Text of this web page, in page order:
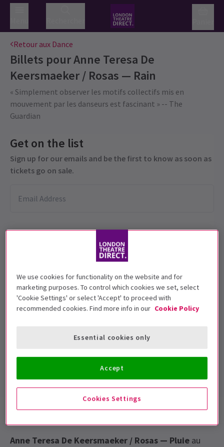
Retour aux Dance
Billets pourAnne Teresa De
Keersmaeker / Rosas — Rain
« Simplement observer les motifs collectifs mis en
mouvement par les danseurs est fascinant » -- The
Guardian
Get on the list
Sign up for our emails and be the first to know as soon as
tickets go on sale.
5+
Dates de représentation
Durée: 1 hr 10 mins (no interval)
Infos spectacle Galerie
Anne Teresa De Keersmaeker / Rosas — Pluie au
We use cookies for functionality on the website and for
marketing purposes. To control which cookies we set, select
'Cookie Settings' or select 'Accept' to proceed with
recommended cookies. Find more info in our Cookie Policy
Cookies Settings
Essential cookies only
Accept